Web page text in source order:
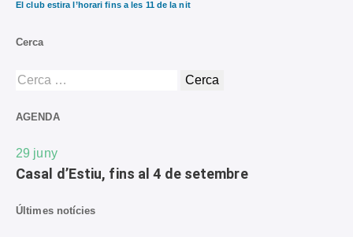
El club estira l’horari fins a les 11 de la nit
Cerca
AGENDA
29 juny
Casal d’Estiu, fins al 4 de setembre
Últimes notícies